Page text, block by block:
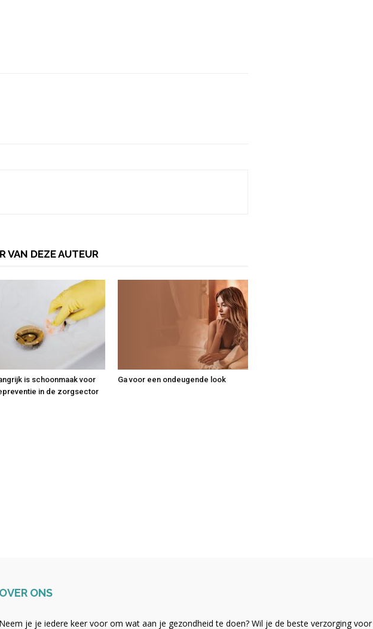
VAN DEZE AUTEUR
is schoonmaak voor
in de zorgsector
Ga voor een ondeugende look
OVER ONS
Neem je je iedere keer voor om wat aan je gezondheid te doen? Wil je de beste verzorging